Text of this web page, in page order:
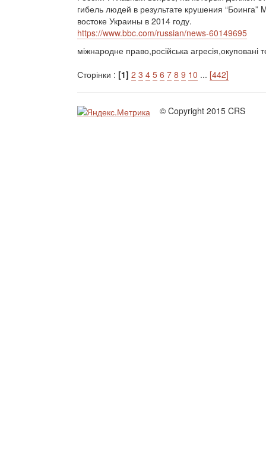
гибель людей в результате крушения
востоке Украины в 2014 году.
https://www.bbc.com/russian/news-60149695
міжнародне право,російська
Сторінки : [1] 2 3 4 5 6 7 8 9 10 ... [442]
© Copyright 2015 CRS